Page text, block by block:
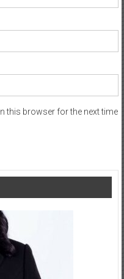
this browser for the next time